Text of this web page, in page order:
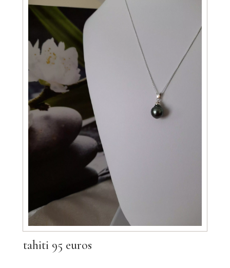
tahiti 95 euros